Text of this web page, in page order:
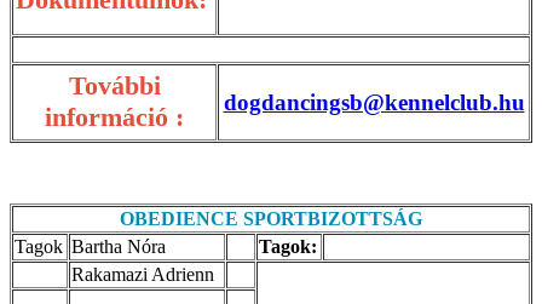
További
információ :
dogdancingsb@kennelclub.hu
OBEDIENCE SPORTBIZOTTSÁG
Tagok Bartha Nóra
Tagok:
Rakamazi Adrienn